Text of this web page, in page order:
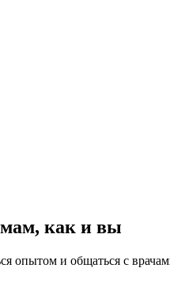
как и вы
опытом и общаться с